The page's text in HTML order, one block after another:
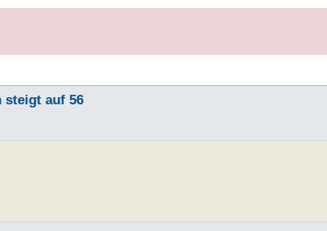
steigt auf 56